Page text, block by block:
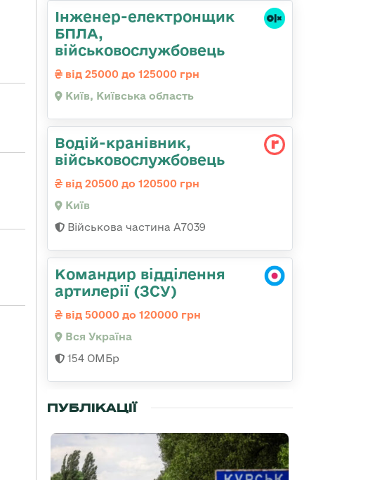
Інженер-електронщик
БПЛА,
військовослужбовець
від 25000 до 125000 грн
Київ, Київська область
Водій-кранівник,
військовослужбовець
від 20500 до 120500 грн
Київ
Військова частина А7039
Командир відділення
артилерії (ЗСУ)
від 50000 до 120000 грн
Вся Україна
154 ОМБр
ПУБЛІКАЦІЇ